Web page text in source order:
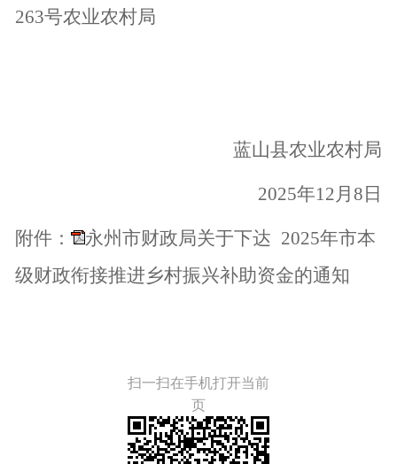
263号农业农村局
蓝山县农业农村局
2025年12月 8 日
附件：
永州市财政局关于下达 2025年市本
级财政衔接推进乡村振兴补助资金的通知
扫一扫在手机打开当前
页